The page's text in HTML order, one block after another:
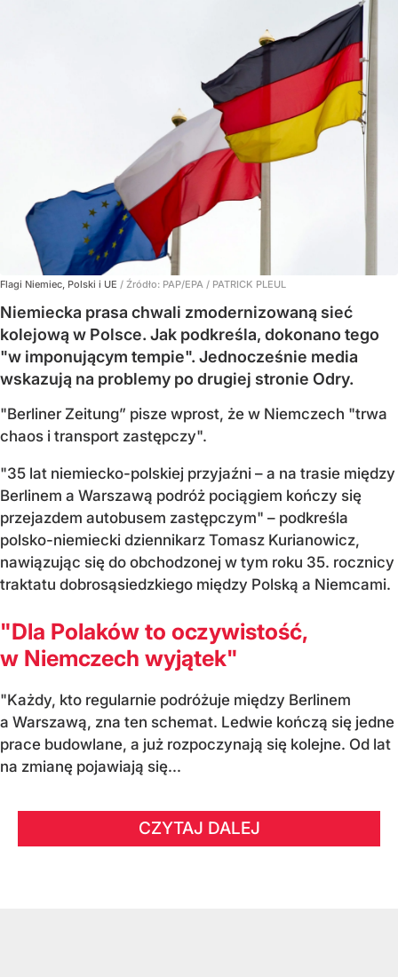
Flagi Niemiec, Polski i UE / Źródło: PAP/EPA / PATRICK PLEUL
Niemiecka prasa chwali zmodernizowaną sieć
kolejową w Polsce. Jak podkreśla, dokonano tego
"w imponującym tempie". Jednocześnie media
wskazują na problemy po drugiej stronie Odry.
"Berliner Zeitung” pisze wprost, że w Niemczech "trwa
chaos i transport zastępczy".
"35 lat niemiecko-polskiej przyjaźni – a na trasie między
Berlinem a Warszawą podróż pociągiem kończy się
przejazdem autobusem zastępczym" – podkreśla
polsko-niemiecki dziennikarz Tomasz Kurianowicz,
nawiązując się do obchodzonej w tym roku 35. rocznicy
traktatu dobrosąsiedzkiego między Polską a Niemcami.
"Dla Polaków to oczywistość,
w Niemczech wyjątek"
"Każdy, kto regularnie podróżuje między Berlinem
a Warszawą, zna ten schemat. Ledwie kończą się jedne
prace budowlane, a już rozpoczynają się kolejne. Od lat
na zmianę pojawiają się...
CZYTAJ DALEJ